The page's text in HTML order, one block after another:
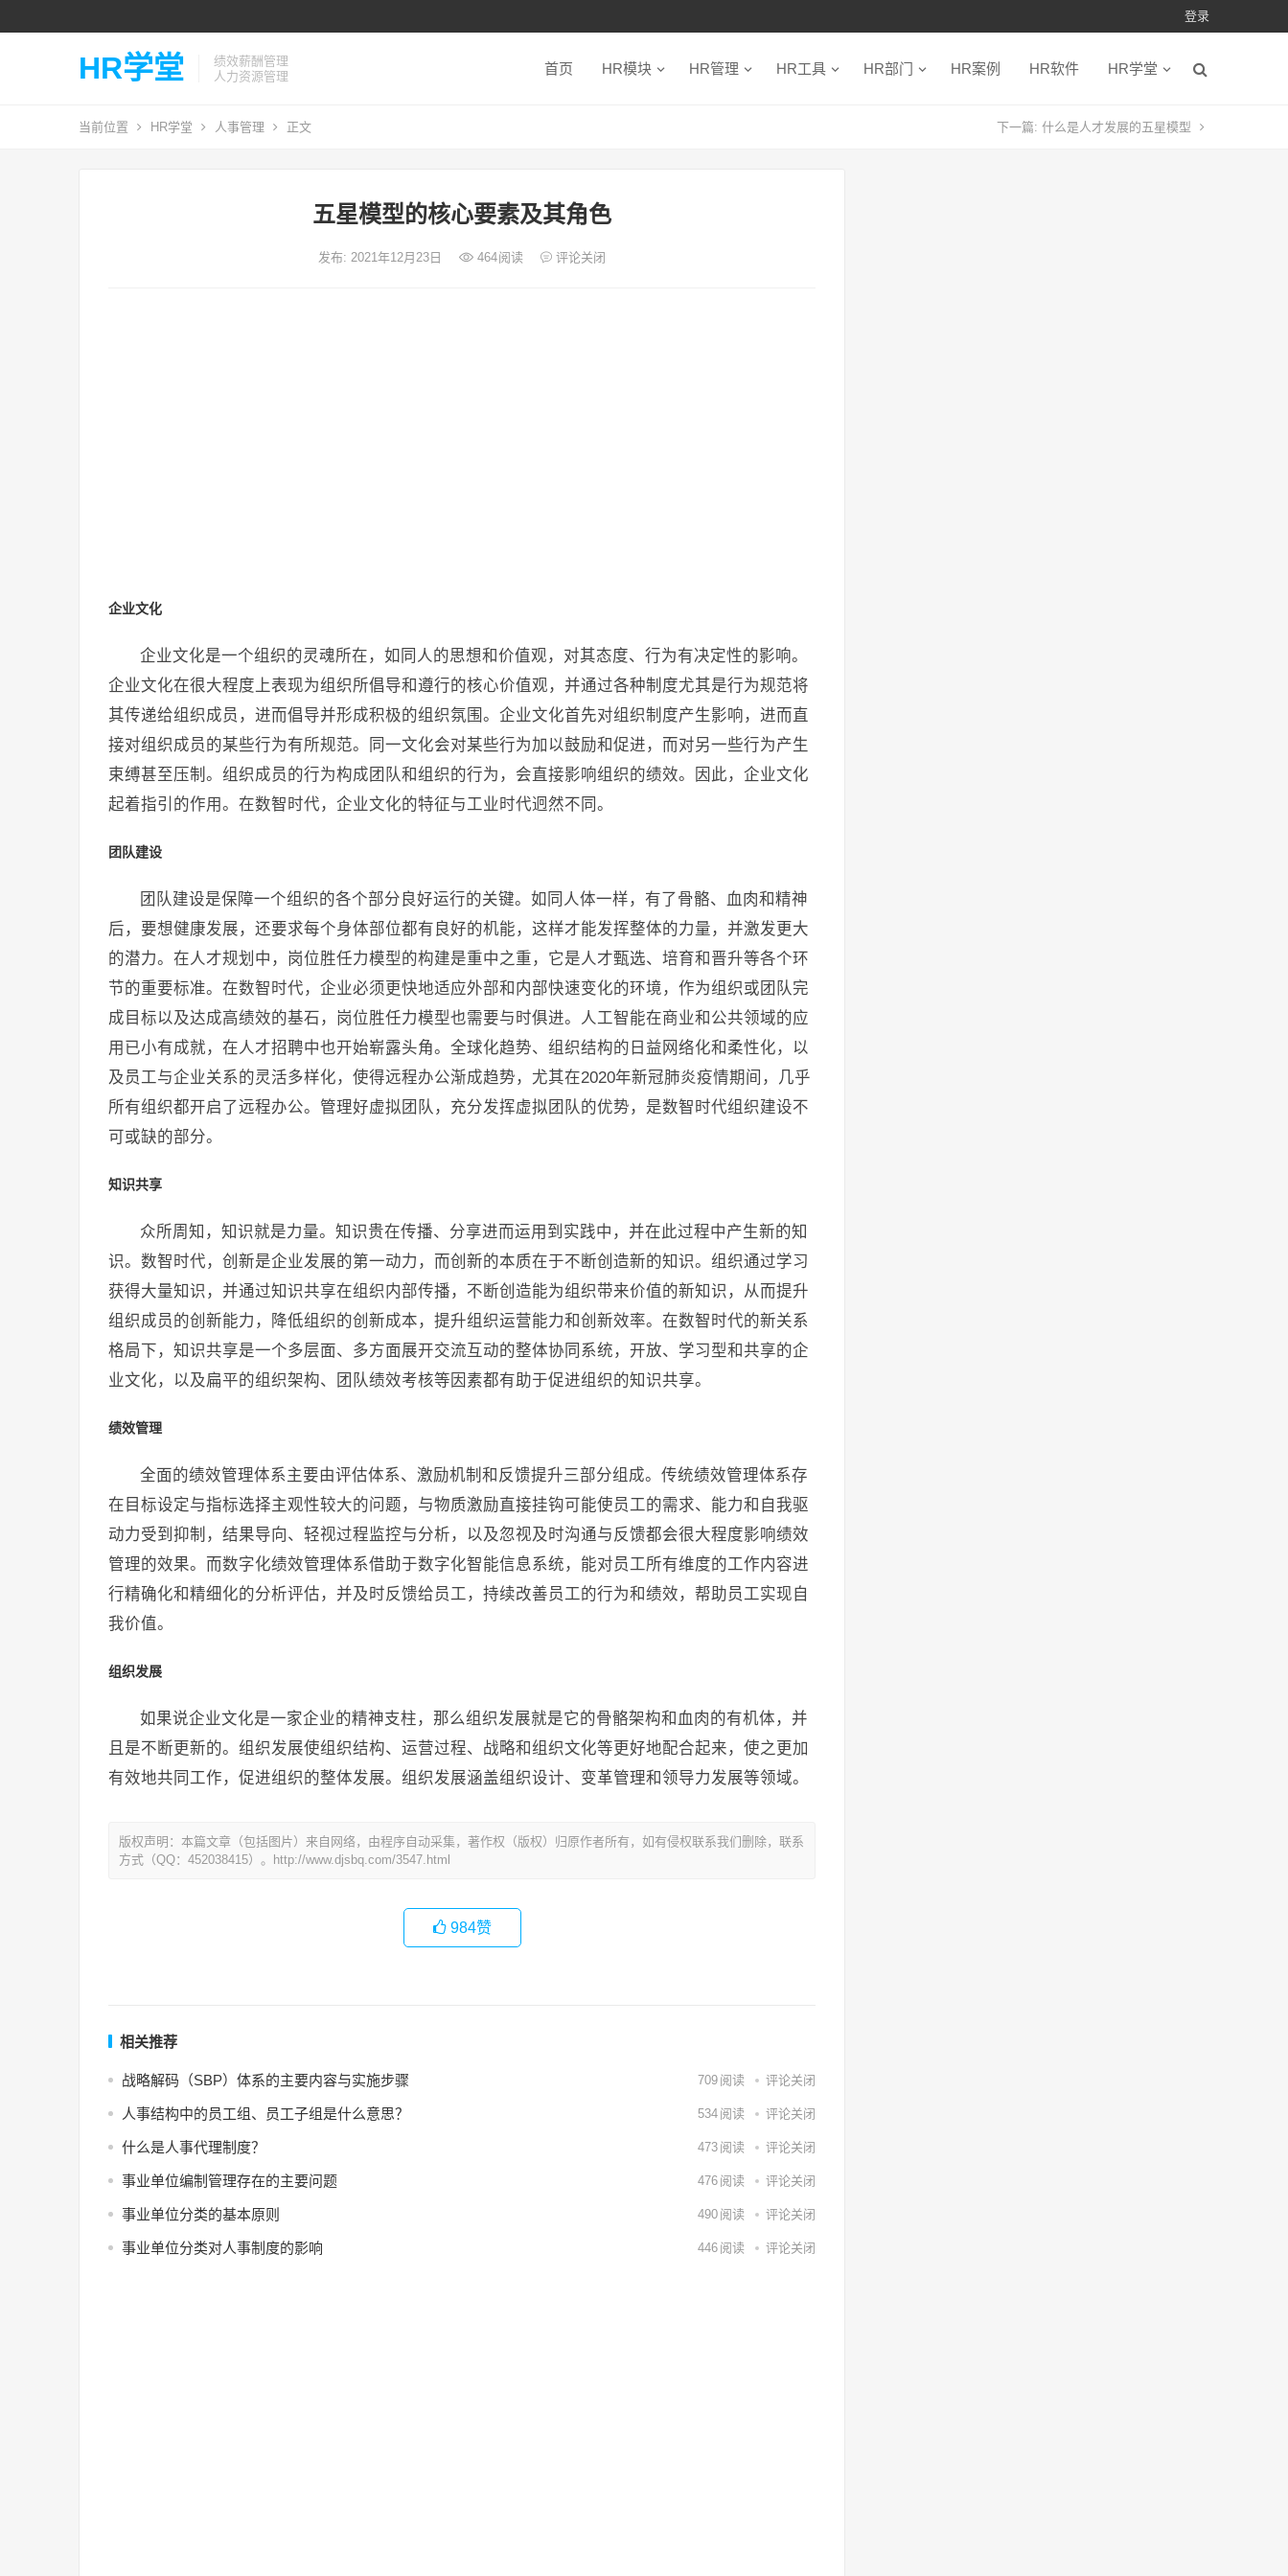
登录
HR学堂
绩效薪酬管理
人力资源管理
首页 HR模块 HR管理 HR工具 HR部门 HR案例 HR软件 HR学堂
当前位置 HR学堂 人事管理 正文 下一篇: 什么是人才发展的五星模型
五星模型的核心要素及其角色
发布: 2021年12月23日 464阅读 评论关闭
企业文化
企业文化是一个组织的灵魂所在，如同人的思想和价值观，对其态度、行为有决定性的影响。
企业文化在很大程度上表现为组织所倡导和遵行的核心价值观，并通过各种制度尤其是行为规范将
其传递给组织成员，进而倡导并形成积极的组织氛围。企业文化首先对组织制度产生影响，进而直
接对组织成员的某些行为有所规范。同一文化会对某些行为加以鼓励和促进，而对另一些行为产生
束缚甚至压制。组织成员的行为构成团队和组织的行为，会直接影响组织的绩效。因此，企业文化
起着指引的作用。在数智时代，企业文化的特征与工业时代迥然不同。
团队建设
团队建设是保障一个组织的各个部分良好运行的关键。如同人体一样，有了骨骼、血肉和精神
后，要想健康发展，还要求每个身体部位都有良好的机能，这样才能发挥整体的力量，并激发更大
的潜力。在人才规划中，岗位胜任力模型的构建是重中之重，它是人才甄选、培育和晋升等各个环
节的重要标准。在数智时代，企业必须更快地适应外部和内部快速变化的环境，作为组织或团队完
成目标以及达成高绩效的基石，岗位胜任力模型也需要与时俱进。人工智能在商业和公共领域的应
用已小有成就，在人才招聘中也开始崭露头角。全球化趋势、组织结构的日益网络化和柔性化，以
及员工与企业关系的灵活多样化，使得远程办公渐成趋势，尤其在2020年新冠肺炎疫情期间，几乎
所有组织都开启了远程办公。管理好虚拟团队，充分发挥虚拟团队的优势，是数智时代组织建设不
可或缺的部分。
知识共享
众所周知，知识就是力量。知识贵在传播、分享进而运用到实践中，并在此过程中产生新的知
识。数智时代，创新是企业发展的第一动力，而创新的本质在于不断创造新的知识。组织通过学习
获得大量知识，并通过知识共享在组织内部传播，不断创造能为组织带来价值的新知识，从而提升
组织成员的创新能力，降低组织的创新成本，提升组织运营能力和创新效率。在数智时代的新关系
格局下，知识共享是一个多层面、多方面展开交流互动的整体协同系统，开放、学习型和共享的企
业文化，以及扁平的组织架构、团队绩效考核等因素都有助于促进组织的知识共享。
绩效管理
全面的绩效管理体系主要由评估体系、激励机制和反馈提升三部分组成。传统绩效管理体系存
在目标设定与指标选择主观性较大的问题，与物质激励直接挂钩可能使员工的需求、能力和自我驱
动力受到抑制，结果导向、轻视过程监控与分析，以及忽视及时沟通与反馈都会很大程度影响绩效
管理的效果。而数字化绩效管理体系借助于数字化智能信息系统，能对员工所有维度的工作内容进
行精确化和精细化的分析评估，并及时反馈给员工，持续改善员工的行为和绩效，帮助员工实现自
我价值。
组织发展
如果说企业文化是一家企业的精神支柱，那么组织发展就是它的骨骼架构和血肉的有机体，并
且是不断更新的。组织发展使组织结构、运营过程、战略和组织文化等更好地配合起来，使之更加
有效地共同工作，促进组织的整体发展。组织发展涵盖组织设计、变革管理和领导力发展等领域。
版权声明：本篇文章（包括图片）来自网络，由程序自动采集，著作权（版权）归原作者所有，如有侵权联系我们删除，联系
方式（QQ：452038415）。http://www.djsbq.com/3547.html
984赞
相关推荐
战略解码（SBP）体系的主要内容与实施步骤 709 阅读 评论关闭
人事结构中的员工组、员工子组是什么意思？ 534 阅读 评论关闭
什么是人事代理制度？ 473 阅读 评论关闭
事业单位编制管理存在的主要问题 476 阅读 评论关闭
事业单位分类的基本原则 490 阅读 评论关闭
事业单位分类对人事制度的影响 446 阅读 评论关闭